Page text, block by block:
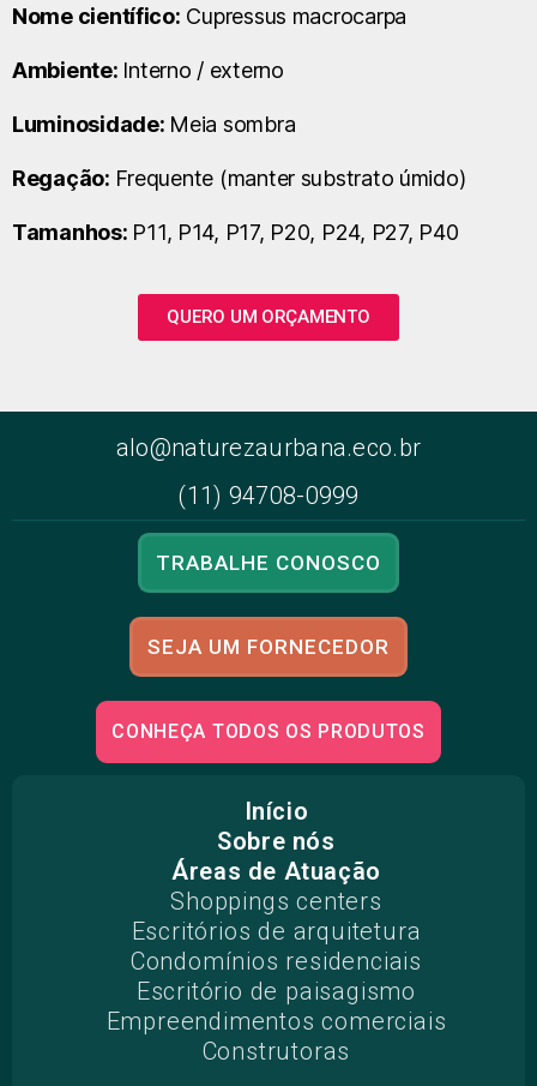
Nome científico: Cupressus macrocarpa
Ambiente: Interno / externo
Luminosidade: Meia sombra
Regação: Frequente (manter substrato úmido)
Tamanhos: P11, P14, P17, P20, P24, P27, P40
QUERO UM ORÇAMENTO
alo@naturezaurbana.eco.br
(11) 94708-0999
TRABALHE CONOSCO
SEJA UM FORNECEDOR
CONHEÇA TODOS OS PRODUTOS
Início
Sobre nós
Áreas de Atuação
Shoppings centers
Escritórios de arquitetura
Condomínios residenciais
Escritório de paisagismo
Empreendimentos comerciais
Construtoras